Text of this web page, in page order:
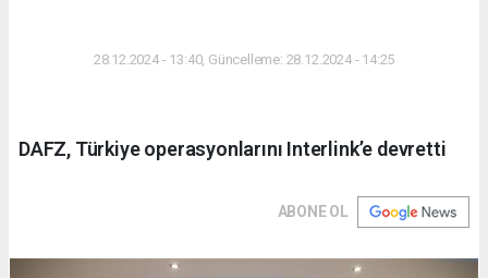
28.12.2024 - 13:40, Güncelleme: 28.12.2024 - 14:25
DAFZ, Türkiye operasyonlarını Interlink’e devretti
ABONE OL